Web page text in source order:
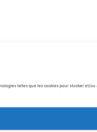
telles que les cookies pour stocker